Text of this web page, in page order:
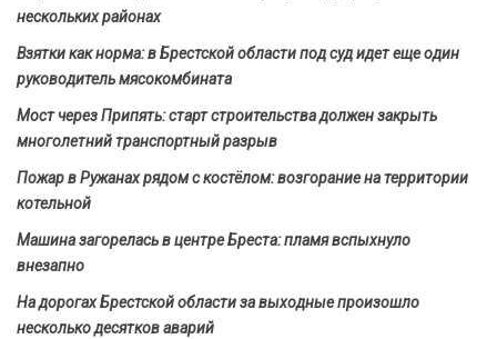
нескольких районах
Взятки как норма: в Брестской области под суд идет еще один
руководитель мясокомбината
Мост через Припять: старт строительства должен закрыть
многолетний транспортный разрыв
Пожар в Ружанах рядом с костёлом: возгорание на территории
котельной
Машина загорелась в центре Бреста: пламя вспыхнуло
внезапно
На дорогах Брестской области за выходные произошло
несколько десятков аварий